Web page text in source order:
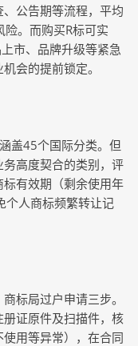
公告期等流程，平均
。而购买R标可实
市、品牌升级等紧急
会的提前锁定。
盖45个国际分类。但
高度契合的类别，评
有效期（剩余使用年
个人商标频繁转让记
标局过户申请三步。
证原件及扫描件，核
用等异常），在合同